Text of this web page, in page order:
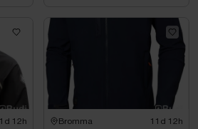
12h Bromma 11d 12h